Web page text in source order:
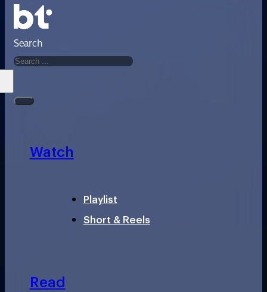
Search
Watch
Playlist
Short & Reels
Read